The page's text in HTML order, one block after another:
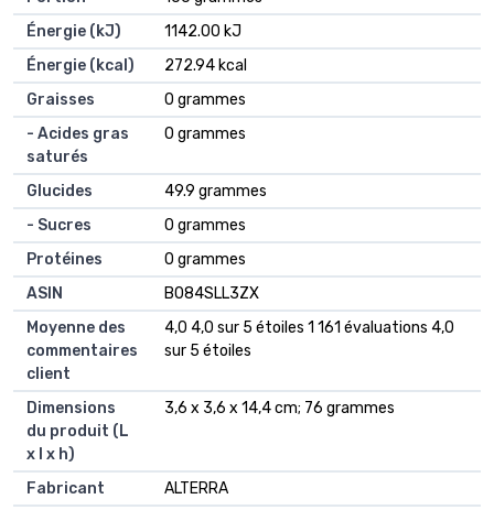
Énergie (kJ)
‎1142.00 kJ
Énergie (kcal)
‎272.94 kcal
Graisses
‎0 grammes
- Acides gras
saturés
‎0 grammes
Glucides
‎49.9 grammes
- Sucres
‎0 grammes
Protéines
‎0 grammes
ASIN
B084SLL3ZX
Moyenne des
commentaires
client
4,0 4,0 sur 5 étoiles 1 161 évaluations 4,0
sur 5 étoiles
Dimensions
du produit (L
x l x h)
3,6 x 3,6 x 14,4 cm; 76 grammes
Fabricant
ALTERRA